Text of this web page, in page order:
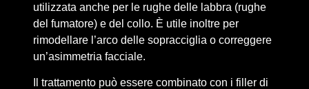
utilizzata anche per le rughe delle labbra (rughe
del fumatore) e del collo. È utile inoltre per
rimodellare l’arco delle sopracciglia o correggere
un’asimmetria facciale.
Il trattamento può essere combinato con i filler di